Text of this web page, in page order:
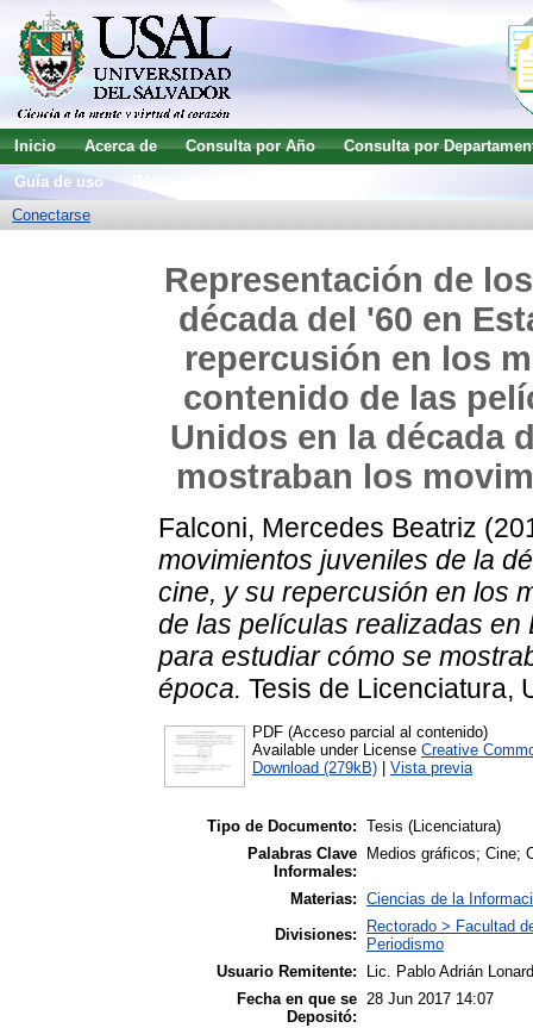
Inicio Acerca de Consulta por Año
Consulta por
Guía de uso
Conectarse
Representación de
década del '60 en
repercusión en los
contenido de las
Unidos en la década
mostraban los
Falconi, Mercedes Beatriz
movimientos juveniles de la
cine, y su repercusión en los
de las películas realizadas
para estudiar cómo se
época. Tesis de Licenciatura,
PDF (Acceso parcial al contenido)
Available under License Creative
Download (279kB)
Vista previa
Tipo de Documento: Tesis (Licenciatura)
Palabras Clave
Informales:
Medios gráficos; Cine;
Materias: Ciencias de la
Divisiones:
Rectorado > Facultad
Periodismo
Usuario Remitente:
Lic. Pablo Adrián
Fecha en que se
Depositó:
28 Jun 2017 14:07